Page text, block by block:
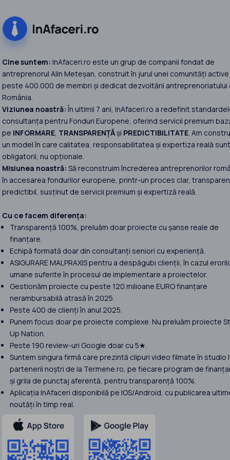
Cine suntem: InAfaceri.ro este un grup de companii fondat de
antreprenorul Alin Meteșan, construit în jurul unei comunități
peste 400.000 de membri și dedicat dezvoltării antreprenoriatului
România.
Viziunea noastră:În ultimii 7 ani, InAfaceri.ro a redefinit
consultanța pentru Fonduri Europene, oferind servicii premium
pe INFORMARE, TRANSPARENȚĂși PREDICTIBILITATE. Am
un model în care calitatea, responsabilitatea și expertiza reală sunt
obligatorii, nu opționale.
Misiunea noastră: Să reconstruim încrederea antreprenorilor
în accesarea fondurilor europene, printr-un proces clar,
predictibil, susținut de servicii premium și expertiză reală.
Cu ce facem diferența:
Transparență 100%, preluăm doar proiecte cu șanse reale de
finanțare.
Echipă formată doar din consultanți seniori cu experiență.
ASIGURARE MALPRAXIS pentru a despăgubi clienții, în cazul
umane suferite în procesul de implementare a proiectelor.
Gestionăm proiecte cu peste 120 milioane EURO finanțare
nerambursabilă atrasă în 2025.
Peste 400 de clienți în anul 2025.
Punem focus doar pe proiecte complexe. Nu preluăm proiecte
Up Nation.
Peste 190 review-uri Google doar cu 5★.
Suntem singura firmă care prezintă clipuri video filmate în studio
partenerii noștri de la Termene.ro, pe fiecare program de
și grila de punctaj aferentă, pentru transparență 100%.
Aplicația InAfaceri disponibilă pe IOS/Android, cu publicarea
noutăți în timp real.